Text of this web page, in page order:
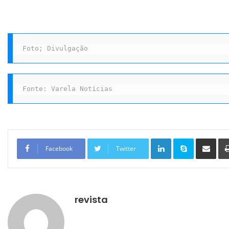
Foto; Divulgação
Fonte: Varela Notícias
Facebook Twitter
Linkedin Skype
revista